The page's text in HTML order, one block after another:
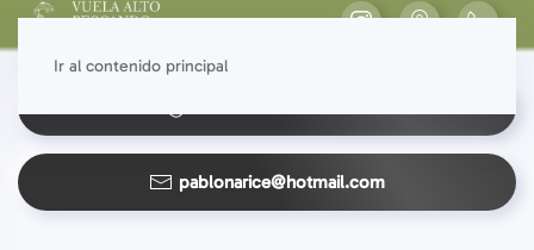
Ir al contenido principal
pablonarice@hotmail.com